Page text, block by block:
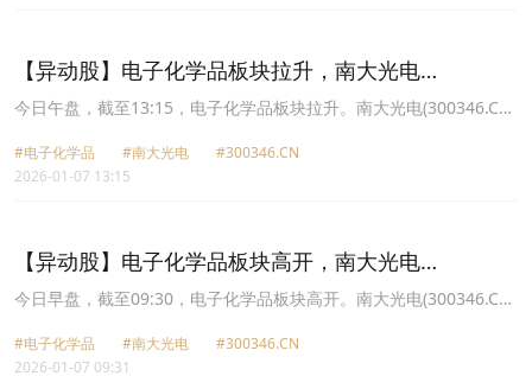
【异动股】电子化学品板块拉升，南大光电
(300346.CN)涨20.0%
今日午盘，截至13:15，电子化学品板块拉升。南大光电(300346.CN)
安集科技(688019.CN)涨16.44%报272.72元，鼎龙股份(300054.CN)
涨12.68%报45.4元，容大感光(300576.CN)涨12.61%报45.73元，上
#电子化学品 #南大光电
#300346.CN
2026-01-07 13:15
【异动股】电子化学品板块高开，南大光电
(300346.CN)涨9.07%
今日早盘，截至09:30，电子化学品板块高开。南大光电(300346.CN)
海新阳(300236.CN)涨5.84%报75.08元，格林达(603931.CN)涨
5.72%报34.18元，安集科技(688019.CN)涨5.64%报247.43元，鼎龙
#电子化学品 #南大光电
#300346.CN
2026-01-07 09:31